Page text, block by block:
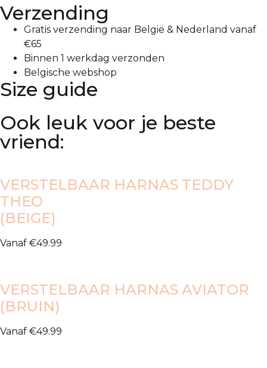
Verzending
Gratis verzending naar België & Nederland vanaf
€65
Binnen 1 werkdag verzonden
Belgische webshop
Size guide
Ook leuk voor je beste
vriend:
VERSTELBAAR HARNAS TEDDY
THEO
(BEIGE)
Vanaf €49.99
VERSTELBAAR HARNAS AVIATOR
(BRUIN)
Vanaf €49.99